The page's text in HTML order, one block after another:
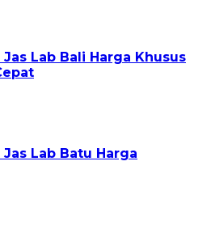
Jas Lab Bali Harga Khusus
Jas Lab Batu Harga